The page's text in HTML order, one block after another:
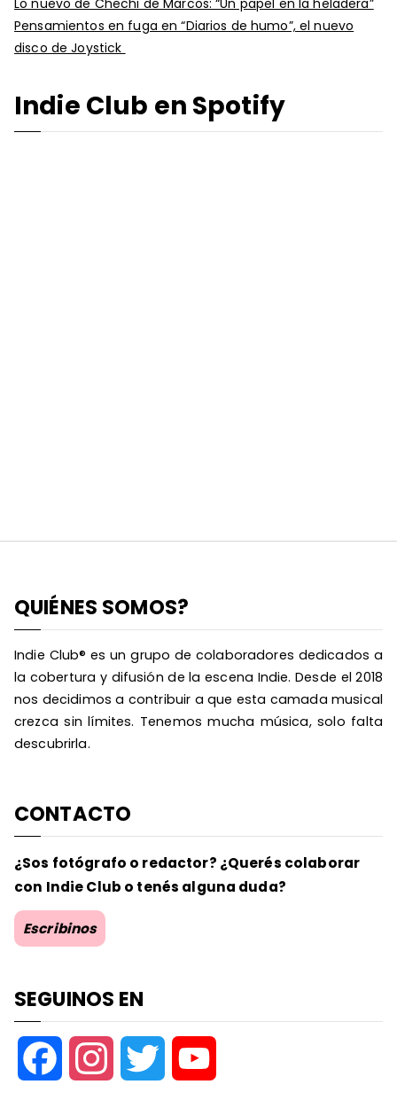
Lo nuevo de Chechi de Marcos: “Un papel en la heladera”
Pensamientos en fuga en “Diarios de humo”, el nuevo
disco de Joystick
Indie Club en Spotify
QUIÉNES SOMOS?
Indie Club® es un grupo de colaboradores dedicados a
la cobertura y difusión de la escena Indie. Desde el 2018
nos decidimos a contribuir a que esta camada musical
crezca sin límites. Tenemos mucha música, solo falta
descubrirla.
CONTACTO
¿Sos fotógrafo o redactor? ¿Querés colaborar
con Indie Club o tenés alguna duda?
Escribinos
SEGUINOS EN